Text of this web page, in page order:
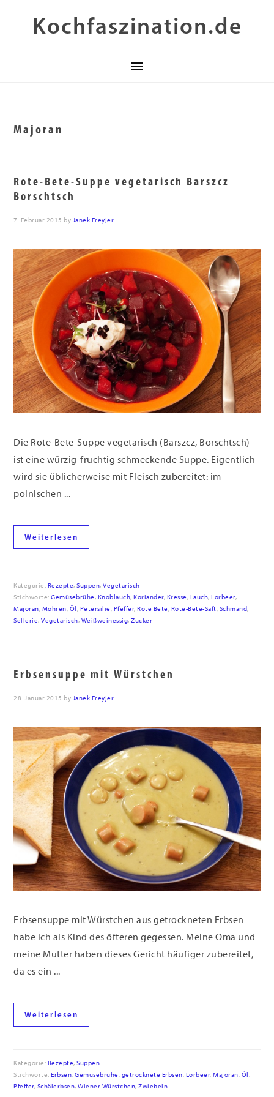
Hauptnavigation
Kochfaszination.de
Majoran
Rote-Bete-Suppe vegetarisch Barszcz
Borschtsch
7. Februar 2015 by Janek Freyjer
Die Rote-Bete-Suppe vegetarisch (Barszcz, Borschtsch)
ist eine würzig-fruchtig schmeckende Suppe. Eigentlich
wird sie üblicherweise mit Fleisch zubereitet: im
polnischen ...
Weiterlesen
Kategorie: Rezepte,Suppen,Vegetarisch
Stichworte:Gemüsebrühe, Knoblauch,Koriander, Kresse, Lauch,Lorbeer,
Majoran, Möhren, Öl, Petersilie, Pfeffer,Rote Bete, Rote-Bete-Saft, Schmand,
Sellerie,Vegetarisch, Weißweinessig,Zucker
Erbsensuppe mit Würstchen
28. Januar 2015 by Janek Freyjer
Erbsensuppe mit Würstchen aus getrockneten Erbsen
habe ich als Kind des öfteren gegessen. Meine Oma und
meine Mutter haben dieses Gericht häufiger zubereitet,
da es ein ...
Weiterlesen
Kategorie: Rezepte,Suppen
Stichworte:Erbsen,Gemüsebrühe, getrocknete Erbsen, Lorbeer,Majoran, Öl ,
Pfeffer, Schälerbsen,Wiener Würstchen,Zwiebeln